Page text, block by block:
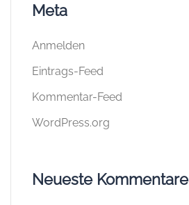
Meta
Anmelden
Eintrags-Feed
Kommentar-Feed
WordPress.org
Neueste Kommentare